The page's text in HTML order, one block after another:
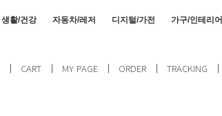
생활/건강 자동차/레저 디지털/가전 가구/인테리어
CART MY PAGE ORDER TRACKING